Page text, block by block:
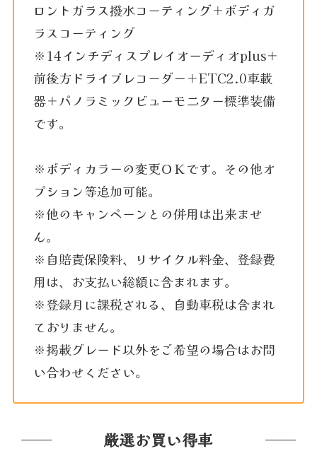
ロントガラス撥水コーティング＋ボディガ
ラスコーティング
※14インチディスプレイオーディオplus＋
前後方ドライブレコーダー＋ETC2.0車載
器＋パノラミックビューモニター標準装備
です。
※ボディカラーの変更ＯＫです。その他オ
プション等追加可能。
※他のキャンペーンとの併用は出来ませ
ん。
※自賠責保険料、リサイクル料金、登録費
用は、お支払い総額に含まれます。
※登録月に課税される、自動車税は含まれ
ておりません。
※掲載グレード以外をご希望の場合はお問
い合わせください。
厳選お買い得車